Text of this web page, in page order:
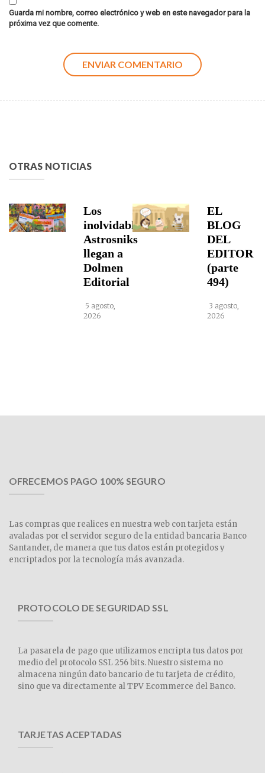
Guarda mi nombre, correo electrónico y web en este navegador para la
próxima vez que comente.
OTRAS NOTICIAS
Los
inolvidables
Astrosniks
llegan a
Dolmen
Editorial
5 agosto,
2026
EL
BLOG
DEL
EDITOR
(parte
494)
3 agosto,
2026
OFRECEMOS PAGO 100% SEGURO
Las compras que realices en nuestra web con tarjeta están
avaladas por el servidor seguro de la entidad bancaria Banco
Santander, de manera que tus datos están protegidos y
encriptados por la tecnología más avanzada.
PROTOCOLO DE SEGURIDAD SSL
La pasarela de pago que utilizamos encripta tus datos por
medio del protocolo SSL 256 bits. Nuestro sistema no
almacena ningún dato bancario de tu tarjeta de crédito,
sino que va directamente al TPV Ecommerce del Banco.
TARJETAS ACEPTADAS